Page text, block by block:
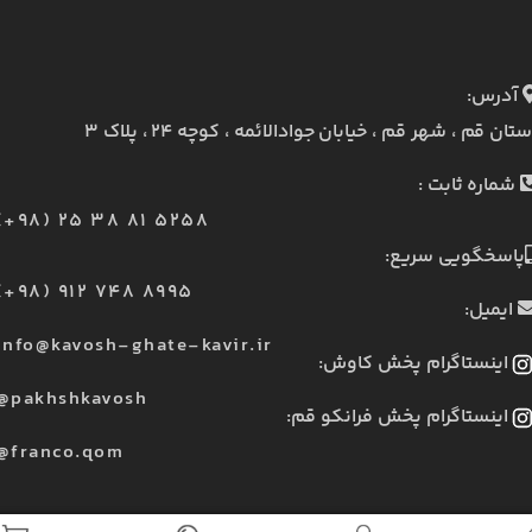
آدرس:
قم ، شهر قم ، خیابان جوادالائمه ، کوچه ۲۴ ، پلاک ۳
شماره ثابت :
25 38 81 5258
پاسخگویی سریع:
912 748 8995
ایمیل:
ghate-kavir.ir
اینستاگرام پخش کاوش:
اینستاگرام پخش فرانکو قم: